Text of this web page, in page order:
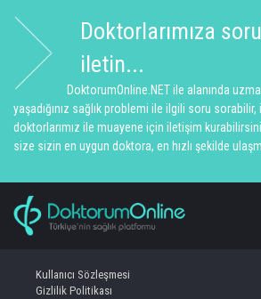
Doktorlarımıza
iletin...
DoktorumOnline.NET ile alanında
yaşadığınız sağlık problemi ile ilgili soru
doktorlarımız ile muayene için iletişim
size sizin en uygun doktora, en hızlı şekilde
Kullanıcı Sözleşmesi
Gizlilik Politikası